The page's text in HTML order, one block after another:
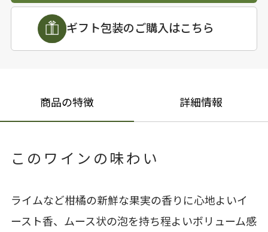
ギフト包装のご購入はこちら
商品の特徴 詳細情報
このワインの味わい
ライムなど柑橘の新鮮な果実の香りに心地よいイ
ースト香、ムース状の泡を持ち程よいボリューム感